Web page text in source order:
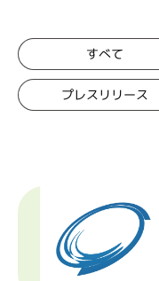
すべて
プレスリリース